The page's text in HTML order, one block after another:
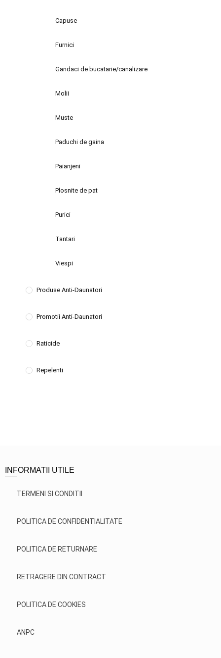
Capuse
Furnici
Gandaci de bucatarie/canalizare
Molii
Muste
Paduchi de gaina
Paianjeni
Plosnite de pat
Purici
Tantari
Viespi
Produse Anti-Daunatori
Promotii Anti-Daunatori
Raticide
Repelenti
INFORMATII UTILE
TERMENI SI CONDITII
POLITICA DE CONFIDENTIALITATE
POLITICA DE RETURNARE
RETRAGERE DIN CONTRACT
POLITICA DE COOKIES
ANPC